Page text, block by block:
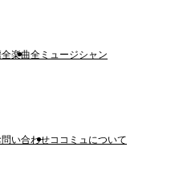
全楽曲全ミュージシャン
問い合わせココミュについて